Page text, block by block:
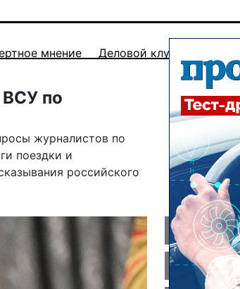
мнение Деловой клуб
по
журналистов по
поездки и
российского